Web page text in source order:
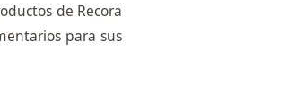
de Recora
para sus